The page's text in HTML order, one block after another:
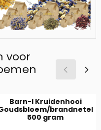
voor
Barn-I Kruidenhooi
brandnetel
500 gram